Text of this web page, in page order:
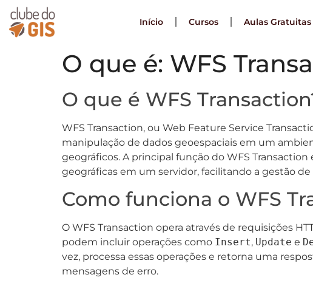
Início Cursos Aulas Gratuitas
O que é: WFS
O que é WFS
WFS Transaction, ou Web Feature Service
manipulação de dados geoespaciais em um
geográficos. A principal função do WFS
geográficas em um servidor, facilitando a gestão
Como funciona o WFS
O WFS Transaction opera através de requisições
podem incluir operações como Insert, Update e
vez, processa essas operações e retorna uma
mensagens de erro.